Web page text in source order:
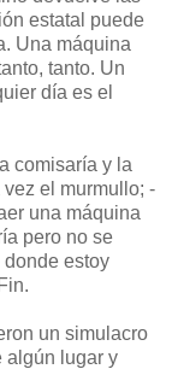
estatal puede
Una máquina
tanto. Un
día es el
comisaría y la
el murmullo; -
una máquina
pero no se
donde estoy
un simulacro
algún lugar y